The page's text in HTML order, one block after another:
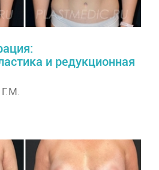
и редукционная